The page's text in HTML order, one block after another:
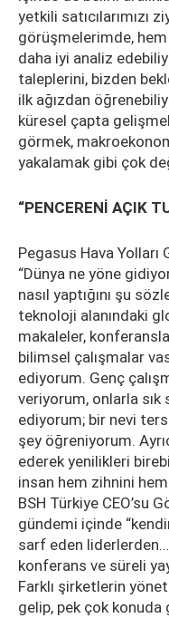
yetkili satıcılarımızı
görüşmelerimde,
daha iyi analiz
taleplerini, bizden
ilk ağızdan
küresel çapta
görmek,
yakalamak gibi çok
“PENCERENİ AÇIK
Pegasus Hava Yolları
“Dünya ne yöne
nasıl yaptığını şu
teknoloji alanındaki
makaleler,
bilimsel çalışmalar
ediyorum. Genç
veriyorum, onlarla sık
ediyorum; bir nevi
şey öğreniyorum.
ederek yenilikleri
insan hem zihnini
BSH Türkiye CEO’su
gündemi içinde
sarf eden liderlerden…
konferans ve süreli
Farklı şirketlerin
gelip, pek çok konuda